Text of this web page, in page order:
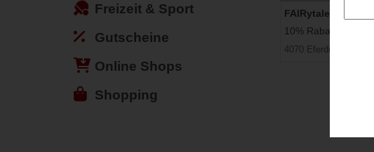
Freizeit & Sport
Gutscheine
Online Shops
Shopping
FAIRytale Fashion
10% Rabatt...
4070 Eferding